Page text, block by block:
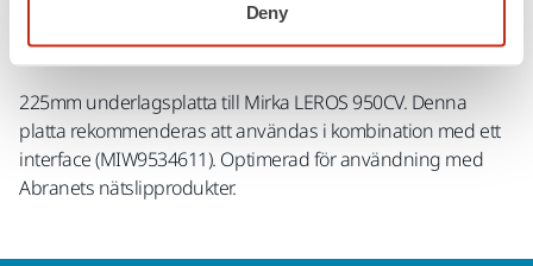
Deny
Nedladdningar
225mm underlagsplatta till Mirka LEROS 950CV. Denna
platta rekommenderas att användas i kombination med ett
interface (MIW9534611). Optimerad för användning med
Abranets nätslipprodukter.